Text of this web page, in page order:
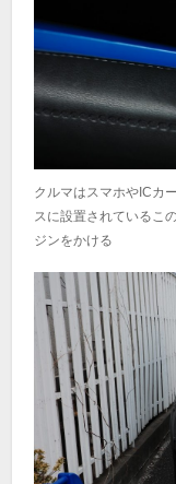
クルマはスマホやICカ
スに設置されているこ
ジンをかける